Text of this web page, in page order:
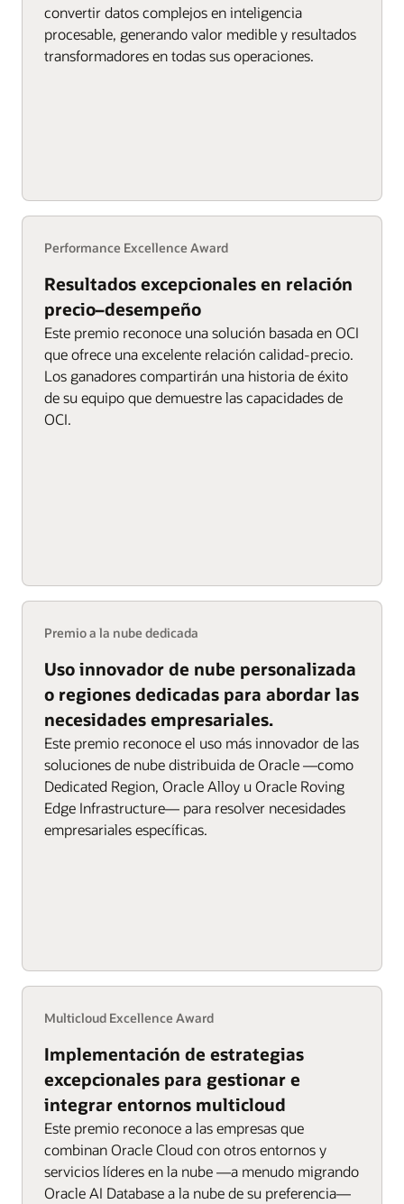
convertir datos complejos en inteligencia
procesable, generando valor medible y resultados
transformadores en todas sus operaciones.
Performance Excellence Award
Resultados excepcionales en relación
precio–desempeño
Este premio reconoce una solución basada en OCI
que ofrece una excelente relación calidad-precio.
Los ganadores compartirán una historia de éxito
de su equipo que demuestre las capacidades de
OCI.
Premio a la nube dedicada
Uso innovador de nube personalizada
o regiones dedicadas para abordar las
necesidades empresariales.
Este premio reconoce el uso más innovador de las
soluciones de nube distribuida de Oracle —como
Dedicated Region, Oracle Alloy u Oracle Roving
Edge Infrastructure— para resolver necesidades
empresariales específicas.
Multicloud Excellence Award
Implementación de estrategias
excepcionales para gestionar e
integrar entornos multicloud
Este premio reconoce a las empresas que
combinan Oracle Cloud con otros entornos y
servicios líderes en la nube —a menudo migrando
Oracle AI Database a la nube de su preferencia—